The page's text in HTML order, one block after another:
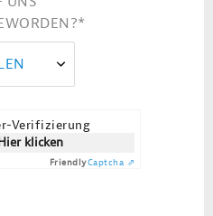
*
Verifizierung
klicken
FriendlyCaptcha ⇗